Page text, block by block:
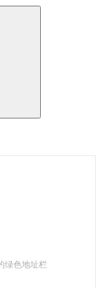
绿色地址栏